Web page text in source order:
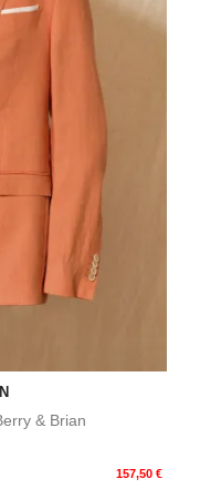
& Brian
157,50 €